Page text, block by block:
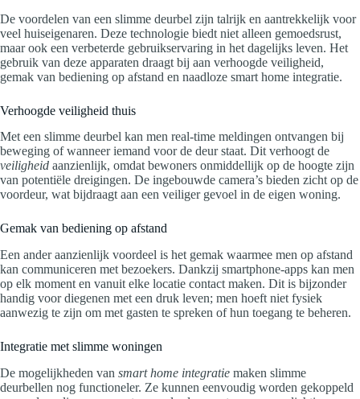
De voordelen van een slimme deurbel zijn talrijk en aantrekkelijk voor
veel huiseigenaren. Deze technologie biedt niet alleen gemoedsrust,
maar ook een verbeterde gebruikservaring in het dagelijks leven. Het
gebruik van deze apparaten draagt bij aan verhoogde veiligheid,
gemak van bediening op afstand en naadloze smart home integratie.
Verhoogde veiligheid thuis
Met een slimme deurbel kan men real-time meldingen ontvangen bij
beweging of wanneer iemand voor de deur staat. Dit verhoogt de
veiligheid aanzienlijk, omdat bewoners onmiddellijk op de hoogte zijn
van potentiële dreigingen. De ingebouwde camera’s bieden zicht op de
voordeur, wat bijdraagt aan een veiliger gevoel in de eigen woning.
Gemak van bediening op afstand
Een ander aanzienlijk voordeel is het gemak waarmee men op afstand
kan communiceren met bezoekers. Dankzij smartphone-apps kan men
op elk moment en vanuit elke locatie contact maken. Dit is bijzonder
handig voor diegenen met een druk leven; men hoeft niet fysiek
aanwezig te zijn om met gasten te spreken of hun toegang te beheren.
Integratie met slimme woningen
De mogelijkheden van smart home integratie maken slimme
deurbellen nog functioneler. Ze kunnen eenvoudig worden gekoppeld